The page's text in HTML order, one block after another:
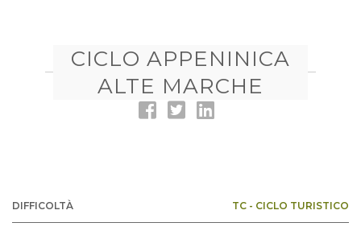
CICLO APPENINICA
ALTE MARCHE
DIFFICOLTÀ TC - CICLO TURISTICO